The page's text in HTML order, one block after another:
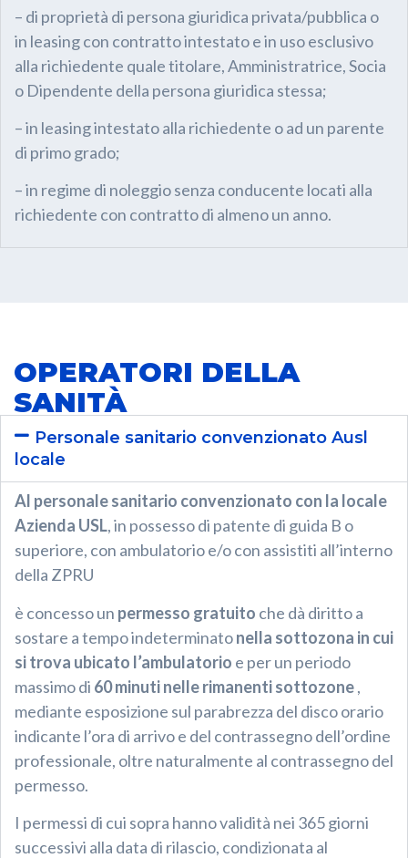
– di proprietà di persona giuridica privata/pubblica o
in leasing con contratto intestato e in uso esclusivo
alla richiedente quale titolare, Amministratrice, Socia
o Dipendente della persona giuridica stessa;
– in leasing intestato alla richiedente o ad un parente
di primo grado;
– in regime di noleggio senza conducente locati alla
richiedente con contratto di almeno un anno.
OPERATORI DELLA
SANITÀ
Personale sanitario convenzionato Ausl
locale
Al personale sanitario convenzionato con la locale
Azienda USL, in possesso di patente di guida B o
superiore, con ambulatorio e/o con assistiti all’interno
della ZPRU
è concesso un permesso gratuito che dà diritto a
sostare a tempo indeterminatonella sottozona in cui
si trova ubicato l’ambulatorio e per un periodo
massimo di 60 minuti nelle rimanenti sottozone,
mediante esposizione sul parabrezza del disco orario
indicante l’ora di arrivo e del contrassegno dell’ordine
professionale, oltre naturalmente al contrassegno del
permesso.
I permessi di cui sopra hanno validità nei 365 giorni
successivi alla data di rilascio, condizionata al